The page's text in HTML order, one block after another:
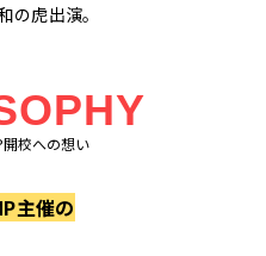
の虎出演。
開校への想い
主催の